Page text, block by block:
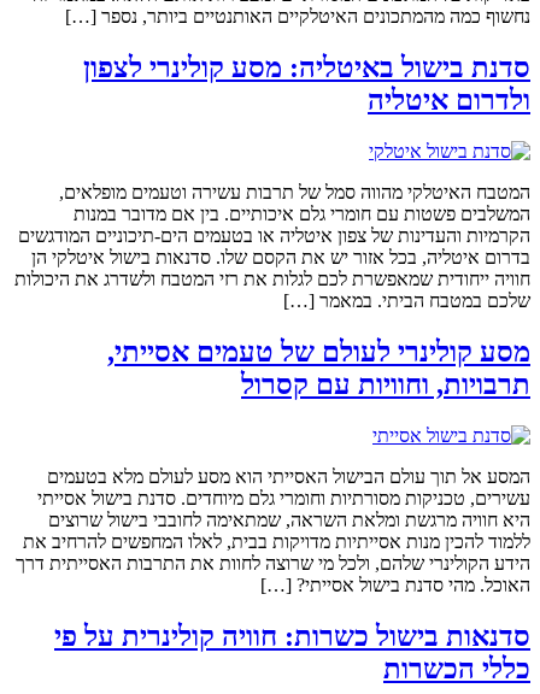
נחשוף כמה מהמתכונים האיטלקיים האותנטיים ביותר, נספר […]
סדנת בישול באיטליה: מסע קולינרי לצפון
ולדרום איטליה
המטבח האיטלקי מהווה סמל של תרבות עשירה וטעמים מופלאים,
המשלבים פשטות עם חומרי גלם איכותיים. בין אם מדובר במנות
הקרמיות והעדינות של צפון איטליה או בטעמים הים-תיכוניים המודגשים
בדרום איטליה, בכל אזור יש את הקסם שלו. סדנאות בישול איטלקי הן
חוויה ייחודית שמאפשרת לכם לגלות את רזי המטבח ולשדרג את היכולות
שלכם במטבח הביתי. במאמר […]
מסע קולינרי לעולם של טעמים אסייתי,
תרבויות, וחוויות עם קסרול
המסע אל תוך עולם הבישול האסייתי הוא מסע לעולם מלא בטעמים
עשירים, טכניקות מסורתיות וחומרי גלם מיוחדים. סדנת בישול אסייתי
היא חוויה מרגשת ומלאת השראה, שמתאימה לחובבי בישול שרוצים
ללמוד להכין מנות אסייתיות מדויקות בבית, לאלו המחפשים להרחיב את
הידע הקולינרי שלהם, ולכל מי שרוצה לחוות את התרבות האסייתית דרך
האוכל. מהי סדנת בישול אסייתי? […]
סדנאות בישול כשרות: חוויה קולינרית על פי
כללי הכשרות